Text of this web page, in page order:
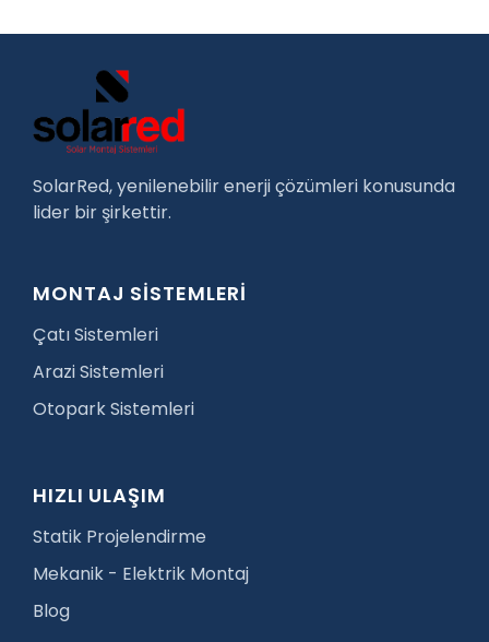
SolarRed, yenilenebilir enerji çözümleri konusunda
lider bir şirkettir.
MONTAJ SİSTEMLERİ
Çatı Sistemleri
Arazi Sistemleri
Otopark Sistemleri
HIZLI ULAŞIM
Statik Projelendirme
Mekanik - Elektrik Montaj
Blog